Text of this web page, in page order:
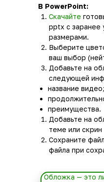
Обложка — это
В PowerPoint:
Скачайте
pptx с заранее
размерами.
Выберите
ваш выбор
Добавьте на
следующей
название видео;
преимущества.
Добавьте на
теме или скрин
Сохраните
файла при